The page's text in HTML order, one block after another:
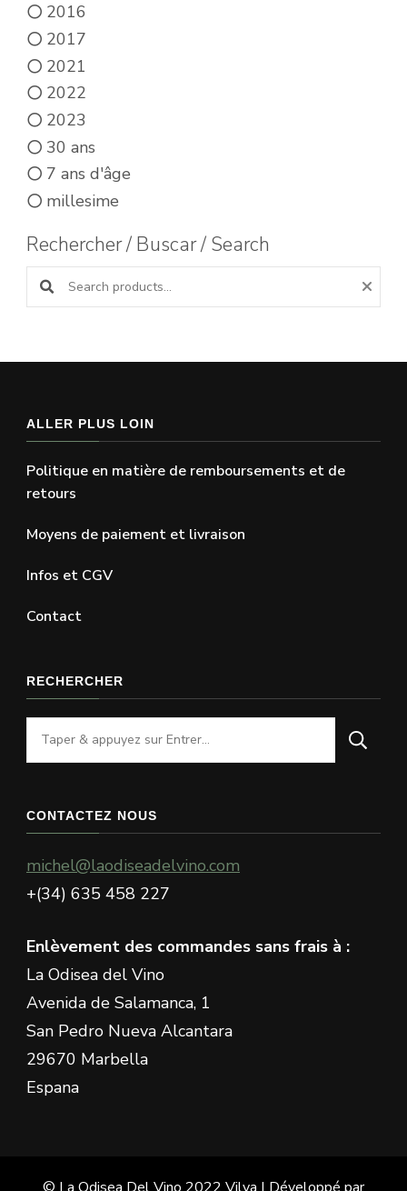
2016
2017
2021
2022
2023
30 ans
7 ans d'âge
millesime
Rechercher / Buscar / Search
Search products:
ALLER PLUS LOIN
Politique en matière de remboursements et de
retours
Moyens de paiement et livraison
Infos et CGV
Contact
RECHERCHER
Vous
recherchiez
chose
CONTACTEZ NOUS
michel@laodiseadelvino.com
+(34) 635 458 227
Enlèvement des commandes sans frais à :
La Odisea del Vino
Avenida de Salamanca, 1
San Pedro Nueva Alcantara
29670 Marbella
Espana